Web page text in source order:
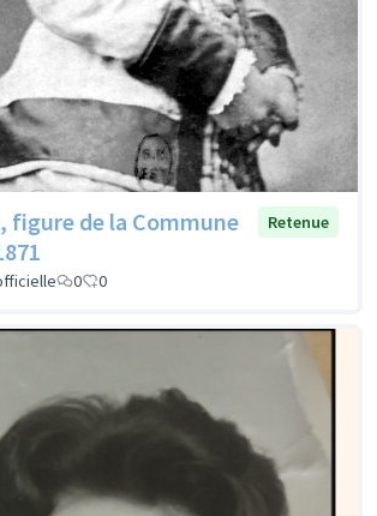
figure de la Commune
Retenue
0 0